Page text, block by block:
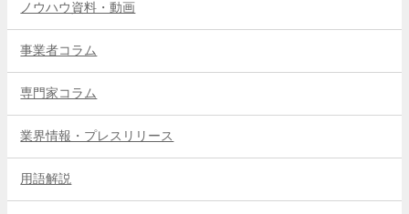
ノウハウ資料・動画
事業者コラム
専門家コラム
業界情報・プレスリリース
用語解説